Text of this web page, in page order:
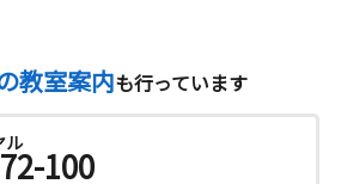
教室案内も行っています
ル
100